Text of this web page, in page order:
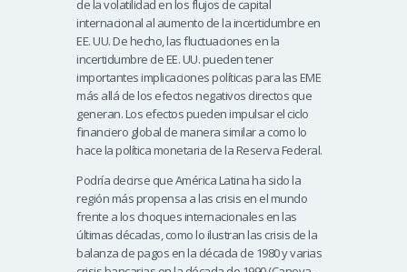
de la volatilidad en los flujos de capital
internacional al aumento de la incertidumbre en
EE. UU. De hecho, las fluctuaciones en la
incertidumbre de EE. UU. pueden tener
importantes implicaciones políticas para las EME
más allá de los efectos negativos directos que
generan. Los efectos pueden impulsar el ciclo
financiero global de manera similar a como lo
hace la política monetaria de la Reserva Federal.
Podría decirse que América Latina ha sido la
región más propensa a las crisis en el mundo
frente a los choques internacionales en las
últimas décadas, como lo ilustran las crisis de la
balanza de pagos en la década de 1980 y varias